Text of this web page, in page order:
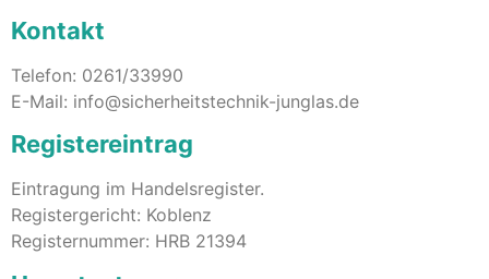
Kontakt
Telefon: 0261/33990
E-Mail: info@sicherheitstechnik-junglas.de
Registereintrag
Eintragung im Handelsregister.
Registergericht: Koblenz
Registernummer: HRB 21394